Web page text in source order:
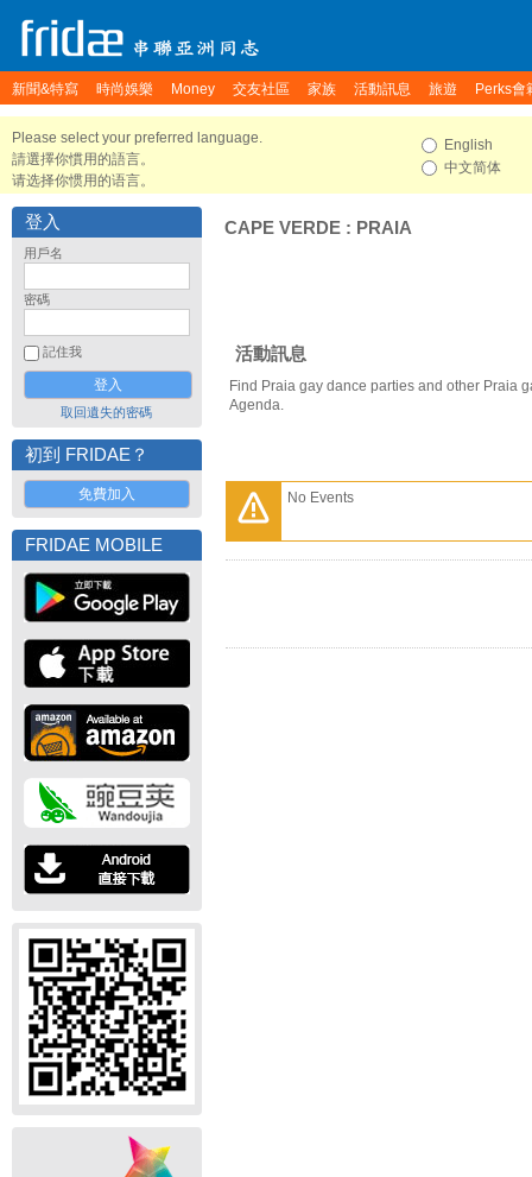
新聞&特寫 時尚娛樂 Money 交友社區 家族 活動訊息 旅遊 Perks會
Please select your preferred language.
請選擇你慣用的語言。
请选择你惯用的语言。
English
中文简体
登入
用戶名
密碼
記住我
取回遺失的密碼
初到 FRIDAE？
免費加入
FRIDAE MOBILE
CAPE VERDE : PRAIA
活動訊息
Find Praia gay dance parties and other Praia
Agenda.
No Events